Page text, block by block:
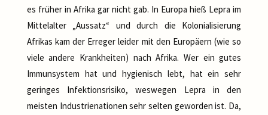
es früher in Afrika gar nicht gab. In Europa hieß Lepra im
Mittelalter „Aussatz“ und durch die Kolonialisierung
Afrikas kam der Erreger leider mit den Europäern (wie so
viele andere Krankheiten) nach Afrika. Wer ein gutes
Immunsystem hat und hygienisch lebt, hat ein sehr
geringes Infektionsrisiko, weswegen Lepra in den
meisten Industrienationen sehr selten geworden ist. Da,